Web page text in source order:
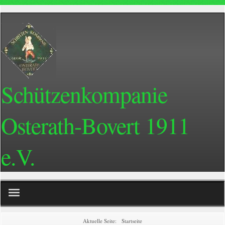
Schützenkompanie
Osterath-Bovert 1911
e.V.
Aktuelle Seite: Startseite